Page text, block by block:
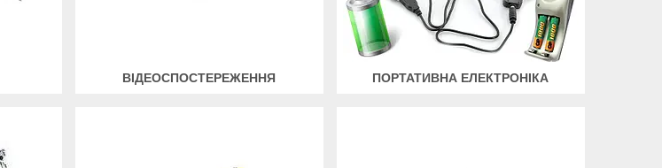
ВІДЕОСПОСТЕРЕЖЕННЯ ПОРТАТИВНА ЕЛЕКТРОНІКА